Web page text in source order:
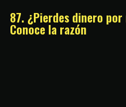
87. ¿Pierdes dinero
Conoce la razón